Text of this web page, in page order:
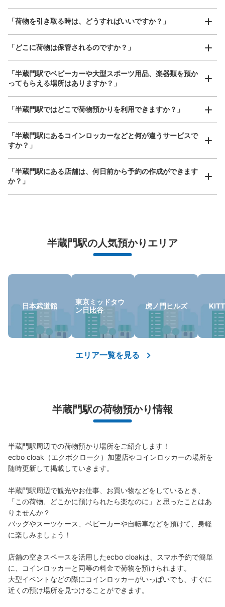
保管できる荷物数
大:5/ ¥700中: 4/ ¥500小:14/ ¥400
支払い方法
このコインロッカーの位置を見る
荷物の破損、盗難等万が一に備えた保証も完備で安心
「荷物を引き取る時は、どうすればいいですか？」
「どこに荷物は保管されるのですか？」
「半蔵門駅でベビーカーや大型スポーツ用品、楽器類を預か
ってもらえる場所はありますか？」
「半蔵門駅ではどこで荷物預かりを利用できますか？」
「半蔵門駅にあるコインロッカーなどと何が違うサービスで
すか？」
「半蔵門駅にある店舗は、何日前から予約の作成ができます
か？」
半蔵門駅の人気預かりエリア
日本武道館
東京ミッドタウ
ン日比谷
虎ノ門ヒルズ
エリア一覧を見る
半蔵門駅の荷物預かり情報
半蔵門駅周辺での荷物預かり場所をご紹介します！
ecbo cloak（エクボクローク）加盟店やコインロッカーの場所を
随時更新して掲載していきます。
半蔵門駅周辺で観光やお仕事、お買い物などをしているとき、
「この荷物、どこかに預けられたら楽なのに」と思ったことはあ
りませんか？
バッグやスーツケース、ベビーカーや自転車などを預けて、身軽
に楽しみましょう！
店舗の空きスペースを活用したecbo cloakは、スマホ予約で簡単
に、コインロッカーと同等の料金で荷物を預けられます。
大型イベントなどの際にコインロッカーがいっぱいでも、すぐに
近くの預け場所を見つけることができます。